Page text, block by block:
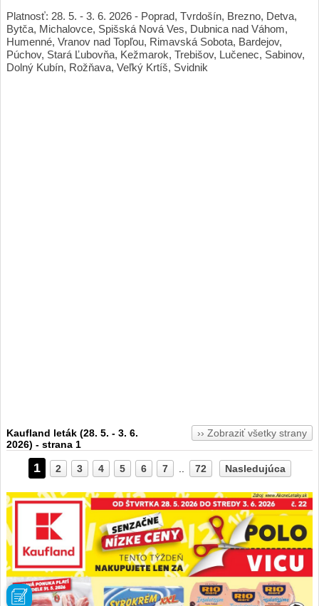
Platnosť: 28. 5. - 3. 6. 2026 - Poprad, Tvrdošín, Brezno, Detva,
Bytča, Michalovce, Spišská Nová Ves, Dubnica nad Váhom,
Humenné, Vranov nad Topľou, Rimavská Sobota, Bardejov,
Púchov, Stará Ľubovňa, Kežmarok, Trebišov, Lučenec, Sabinov,
Dolný Kubín, Rožňava, Veľký Krtíš, Svidnik
›› Zobraziť všetky strany
Kaufland leták (28. 5. - 3. 6.
2026) - strana 1
1 2 3 4 5 6 7 .. 72 Nasledujúca